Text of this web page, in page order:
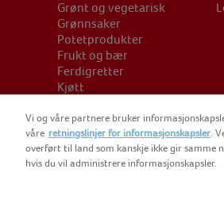
Grønt og vegetarisk
Grønnsaker
Potetprodukter
Frukt og bær
Ferdigretter
Kjøtt
Frityroljer
Vi og våre partnere bruker
våre retningslinjer for informasjonskapsler.
overført til land som kanskje ikke gir samme
hvis du vil administrere informasjonskapsler.